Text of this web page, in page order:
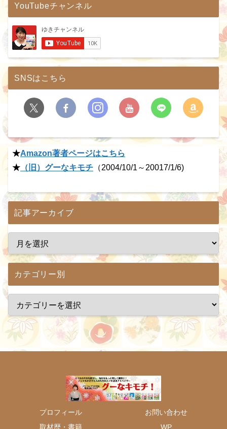
YouTubeチャンネル
SNSはこちら
★Amazon著者ページはこちら
★ （旧）グーなキモチ （2004/10/1～20017/1/6)
記事アーカイブ
カテゴリー別
プロフィール
お問い合わせ
取材歴・書籍
WP